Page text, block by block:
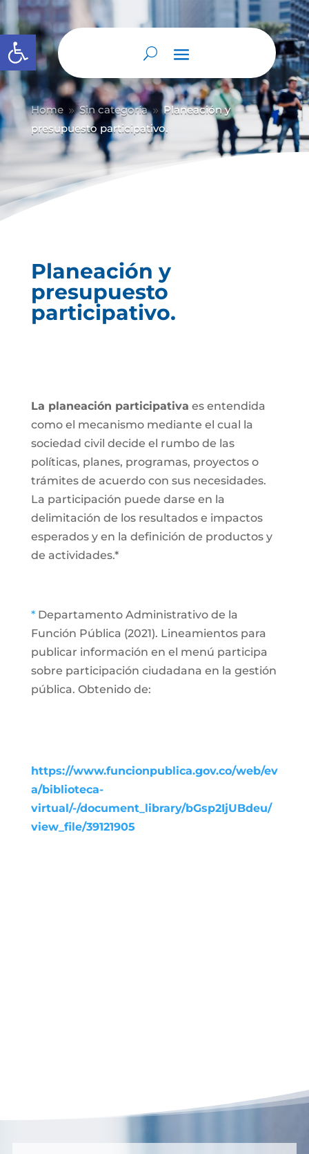
Abrir barra de herramientas
Home 9 Sin categoría 9 Planeación y
presupuesto participativo.
Planeación y
presupuesto
participativo.
La planeación participativa es entendida
como el mecanismo mediante el cual la
sociedad civil decide el rumbo de las
políticas, planes, programas, proyectos o
trámites de acuerdo con sus necesidades.
La participación puede darse en la
delimitación de los resultados e impactos
esperados y en la definición de productos y
de actividades.*
* Departamento Administrativo de la
Función Pública (2021). Lineamientos para
publicar información en el menú participa
sobre participación ciudadana en la gestión
pública. Obtenido de:
https://www.funcionpublica.gov.co/web/ev
a/biblioteca-
virtual/-/document_library/bGsp2IjUBdeu/
view_file/39121905